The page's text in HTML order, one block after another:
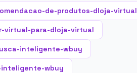
de-produtos-dloja-virtual
virtual-para-dloja-virtual
inteligente-wbuy
wbuy